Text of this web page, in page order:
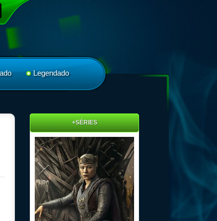
Legendado
+SÉRIES